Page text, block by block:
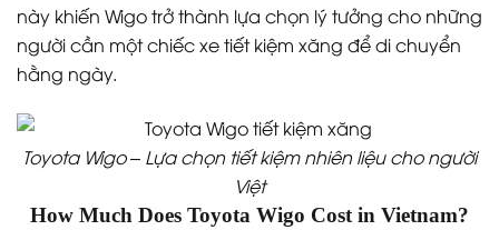
này khiến Wigo trở thành lựa chọn lý tưởng cho những
người cần một chiếc xe tiết kiệm xăng để di chuyển
hằng ngày.
Toyota Wigo – Lựa chọn tiết kiệm nhiên liệu cho người
Việt
How Much Does Toyota Wigo Cost in Vietnam?